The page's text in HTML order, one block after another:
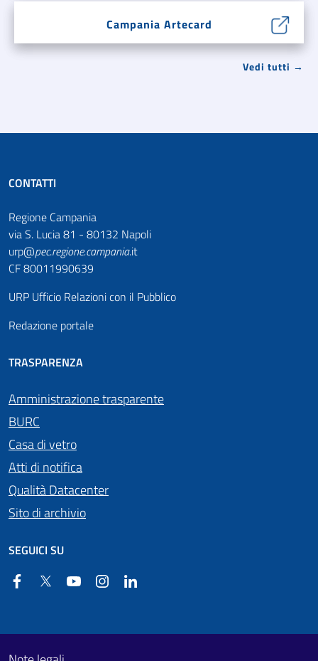
Campania Artecard
Vedi tutti →
CONTATTI
Regione Campania
via S. Lucia 81 - 80132 Napoli
urp@pec.regione.campania.it
CF 80011990639
URP Ufficio Relazioni con il Pubblico
Redazione portale
TRASPARENZA
Amministrazione trasparente
BURC
Casa di vetro
Atti di notifica
Qualità Datacenter
Sito di archivio
SEGUICI SU
FacebookTwitter YouTube Instagram
Footer First
Useful links section